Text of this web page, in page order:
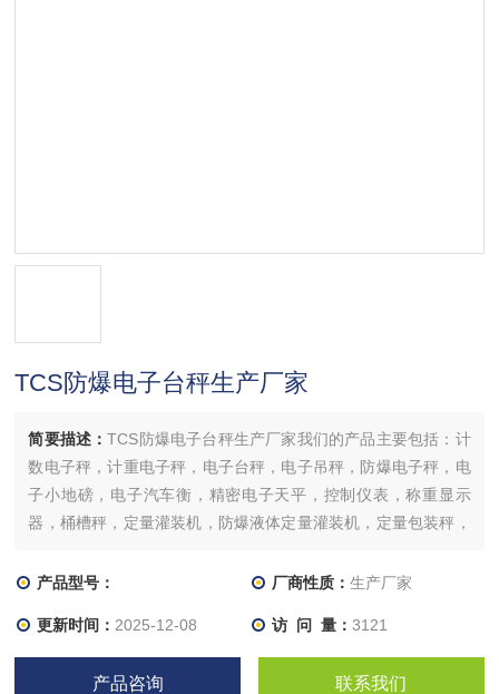
TCS防爆电子台秤生产厂家
简要描述：TCS防爆电子台秤生产厂家我们的产品主要包括：计
数电子秤，计重电子秤，电子台秤，电子吊秤，防爆电子秤，电
子小地磅，电子汽车衡，精密电子天平，控制仪表，称重显示
器，桶槽秤，定量灌装机，防爆液体定量灌装机，定量包装秤，
重模块及传感器等等。
产品型号： 厂商性质： 生产厂家
更新时间： 2025-12-08 访 问 量： 3121
产品咨询 联系我们